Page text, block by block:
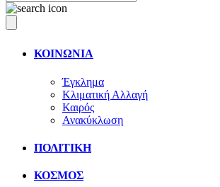
ΚΟΙΝΩΝΙΑ
Έγκλημα
Κλιματική Αλλαγή
Καιρός
Ανακύκλωση
ΠΟΛΙΤΙΚΗ
ΚΟΣΜΟΣ